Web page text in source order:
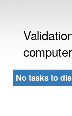
No tasks to